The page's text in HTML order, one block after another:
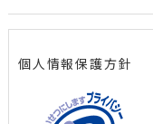
個人情報保護方針